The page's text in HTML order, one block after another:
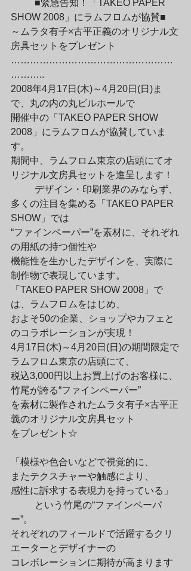
SHOW 2008」にラムフロムが協賛■
～ムラタ有子×古平正義のオリジナル文
房具セットをプレゼント
……………………………………………
………..
2008年4月17日(木)～4月20日(日)ま
で、丸の内の丸ビルホールで
開催中の「TAKEO PAPER SHOW
2008」にラムフロムが協賛していま
す。
期間中、ラムフロム東京の店頭にてオ
リジナル文房具セットを進呈します！
多くの注目を集める「TAKEO PAPER
SHOW」では
“ファインペーパー”を素材に、それぞれ
の用紙の持つ個性や
機能性を生かしたデザインを、実際に
制作物で表現しています。
「TAKEO PAPER SHOW 2008」で
は、ラムフロムをはじめ、
およそ50の企業、ショップやカフェと
のコラボレーションが実現！
4月17日(木)～4月20日(日)の期間限定で
ラムフロム東京の店頭にて、
税込3,000円以上お買上げのお客様に、
竹尾が誇る“ファインペーパー”
を素材に製作されたムラタ有子×古平正
義のオリジナル文房具セット
をプレゼント☆
「模様や色合いなどで視覚的に、
またテクスチャーや触感により、
感性に訴求する表現力を持っている」
ー”。
それぞれのフィールドで活躍するクリ
エーターとデザイナーの
コレボレーションに期待が高まります